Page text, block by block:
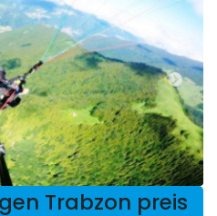
Trabzon preis